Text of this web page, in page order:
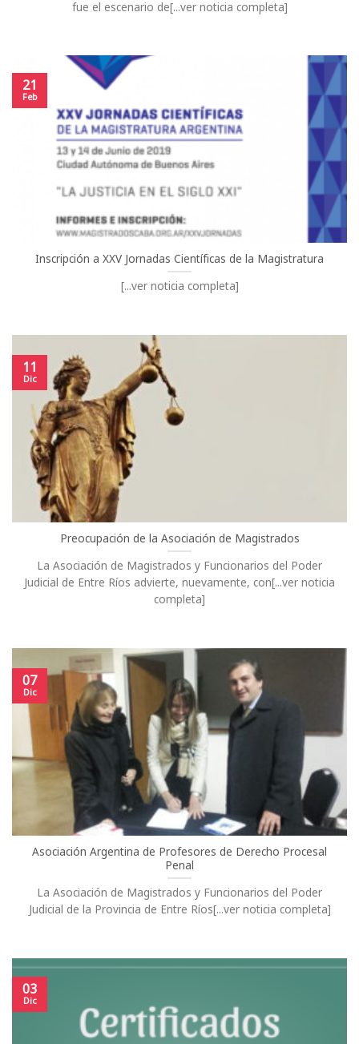
fue el escenario de[...ver noticia completa]
Inscripción a XXV Jornadas Científicas de la Magistratura
[...ver noticia completa]
21
Feb
Preocupación de la Asociación de Magistrados
La Asociación de Magistrados y Funcionarios del Poder
Judicial de Entre Ríos advierte, nuevamente, con[...ver noticia
completa]
11
Dic
Asociación Argentina de Profesores de Derecho Procesal
Penal
La Asociación de Magistrados y Funcionarios del Poder
Judicial de la Provincia de Entre Ríos[...ver noticia completa]
07
Dic
03
Dic